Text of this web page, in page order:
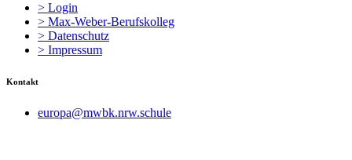
> Login
> Max-Weber-Berufskolleg
> Datenschutz
> Impressum
Kontakt
europa@mwbk.nrw.schule